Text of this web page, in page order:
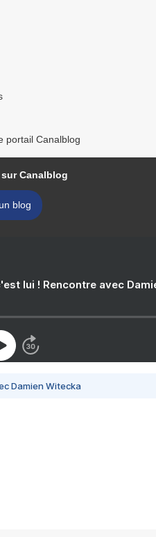
portail Canalblog
Canalblog
blog
lui ! Rencontre avec
Damien Witecka